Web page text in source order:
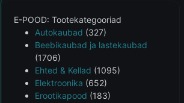
E-POOD: Tootekategooriad
Autokaubad (327)
Beebikaubad ja lastekaubad
(1706)
Ehted & Kellad (1095)
Elektroonika (652)
Erootikapood (183)